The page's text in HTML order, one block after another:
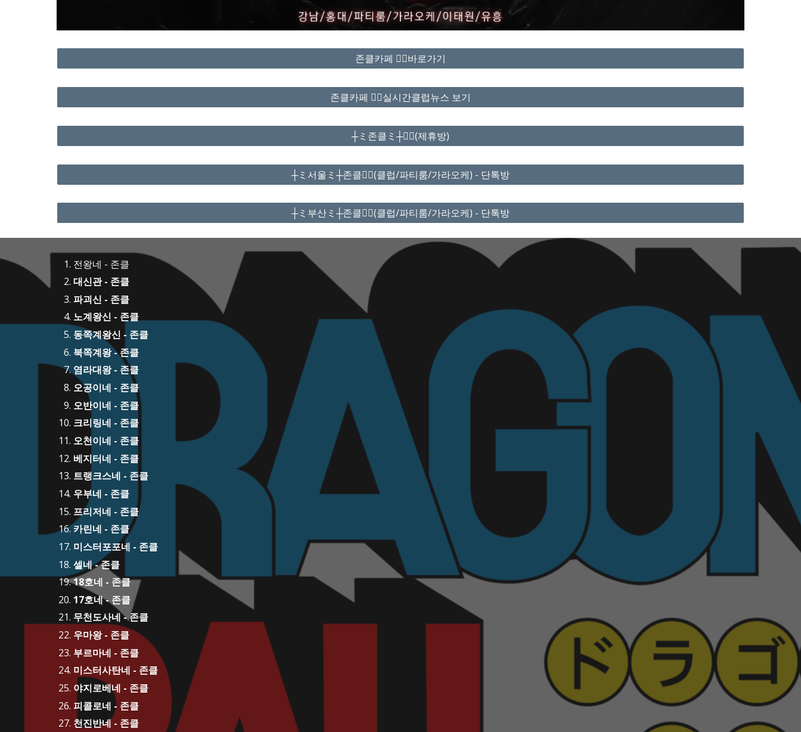
존클카페 ❤️‍🔥바로가기
존클카페 ❤️‍🔥실시간클럽뉴스 보기
┼ミ존클ミ┼❤️‍🔥(제휴방)
┼ミ서울ミ┼존클❤️‍🔥(클럽/파티룸/가라오케) - 단톡방
┼ミ부산ミ┼존클❤️‍🔥(클럽/파티룸/가라오케) - 단톡방
전왕네 - 존클
대신관 - 존클
파괴신 - 존클
노계왕신 - 존클
동쪽계왕신 - 존클
북쪽계왕 - 존클
염라대왕 - 존클
오공이네 - 존클
오반이네 - 존클
크리링네 - 존클
오천이네 - 존클
베지터네 - 존클
트랭크스네 - 존클
우부네 - 존클
프리저네 - 존클
카린네 - 존클
미스터포포네 - 존클
셀네 - 존클
18호네 - 존클
17호네 - 존클
무천도사네 - 존클
우마왕 - 존클
부르마네 - 존클
미스터사탄네 - 존클
야지로베네 - 존클
피콜로네 - 존클
천진반네 - 존클